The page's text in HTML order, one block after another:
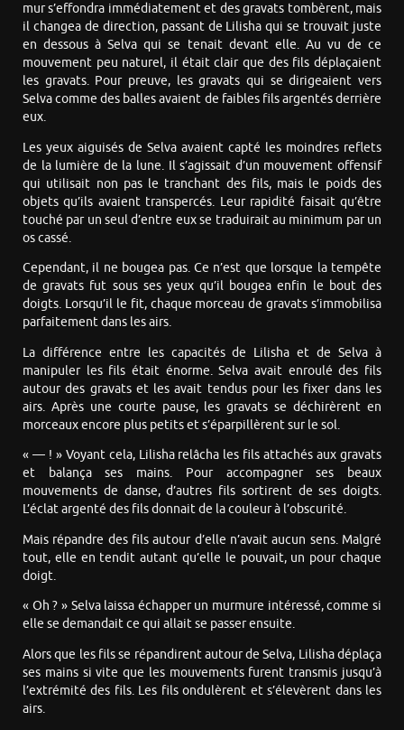
mur s’effondra immédiatement et des gravats tombèrent, mais
il changea de direction, passant de Lilisha qui se trouvait juste
en dessous à Selva qui se tenait devant elle. Au vu de ce
mouvement peu naturel, il était clair que des fils déplaçaient
les gravats. Pour preuve, les gravats qui se dirigeaient vers
Selva comme des balles avaient de faibles fils argentés derrière
eux.
Les yeux aiguisés de Selva avaient capté les moindres reflets
de la lumière de la lune. Il s’agissait d’un mouvement offensif
qui utilisait non pas le tranchant des fils, mais le poids des
objets qu’ils avaient transpercés. Leur rapidité faisait qu’être
touché par un seul d’entre eux se traduirait au minimum par un
os cassé.
Cependant, il ne bougea pas. Ce n’est que lorsque la tempête
de gravats fut sous ses yeux qu’il bougea enfin le bout des
doigts. Lorsqu’il le fit, chaque morceau de gravats s’immobilisa
parfaitement dans les airs.
La différence entre les capacités de Lilisha et de Selva à
manipuler les fils était énorme. Selva avait enroulé des fils
autour des gravats et les avait tendus pour les fixer dans les
airs. Après une courte pause, les gravats se déchirèrent en
morceaux encore plus petits et s’éparpillèrent sur le sol.
« — ! » Voyant cela, Lilisha relâcha les fils attachés aux gravats
et balança ses mains. Pour accompagner ses beaux
mouvements de danse, d’autres fils sortirent de ses doigts.
L’éclat argenté des fils donnait de la couleur à l’obscurité.
Mais répandre des fils autour d’elle n’avait aucun sens. Malgré
tout, elle en tendit autant qu’elle le pouvait, un pour chaque
doigt.
« Oh ? » Selva laissa échapper un murmure intéressé, comme si
elle se demandait ce qui allait se passer ensuite.
Alors que les fils se répandirent autour de Selva, Lilisha déplaça
ses mains si vite que les mouvements furent transmis jusqu’à
l’extrémité des fils. Les fils ondulèrent et s’élevèrent dans les
airs.